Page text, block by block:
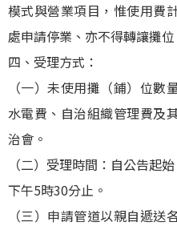
模式與營業項目，惟使用費
處申請停業、亦不得轉讓攤位
四、受理方式：
（一）未使用攤（鋪）位
水電費、自治組織管理費及
治會。
（二）受理時間：自公告起
下午5時30分止。
（三）申請管道以親自遞